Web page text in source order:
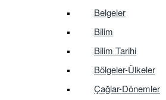
Belgeler
Bilim
Bilim Tarihi
Bölgeler-Ülkeler
Çağlar-Dönemler